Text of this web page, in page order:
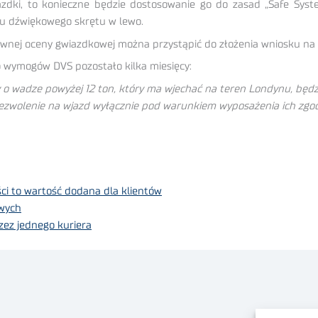
to konieczne będzie dostosowanie go do zasad „Safe
dźwiękowego skrętu w lewo.
oceny gwiazdkowej można przystąpić do złożenia wniosku
DVS pozostało kilka miesięcy:
wadze powyżej 12 ton, który ma wjechać na teren Londynu,
na wjazd wyłącznie pod warunkiem wyposażenia ich
to wartość dodana dla klientów
jednego kuriera